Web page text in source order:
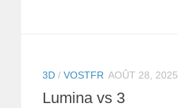
3D / VOSTFR AOÛT 28, 2025
Lumina vs 3